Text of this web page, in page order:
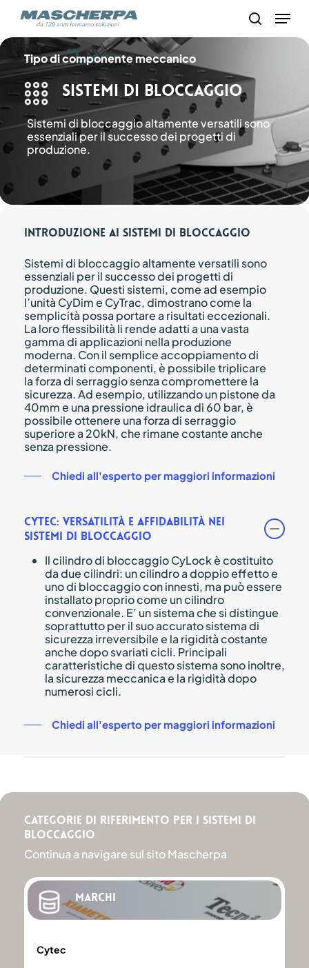
content
Menu
Tipo di componente meccanico
Sistemi di Bloccaggio
Sistemi di bloccaggio altamente versatili sono
essenziali per il successo dei progetti di
produzione.
Introduzione ai sistemi di bloccaggio
Sistemi di bloccaggio altamente versatili sono
essenziali per il successo dei progetti di
produzione. Questi sistemi, come ad esempio
l’unità CyDim e CyTrac, dimostrano come la
semplicità possa portare a risultati eccezionali.
La loro flessibilità li rende adatti a una vasta
gamma di applicazioni nella produzione
moderna. Con il semplice accoppiamento di
determinati componenti, è possibile triplicare
la forza di serraggio senza compromettere la
sicurezza. Ad esempio, utilizzando un pistone da
40mm e una pressione idraulica di 60 bar, è
possibile ottenere una forza di serraggio
superiore a 20kN, che rimane costante anche
senza pressione.
Chiedi all'esperto per maggiori informazioni
Cytec: Versatilità e Affidabilità nei
Sistemi di Bloccaggio
Il cilindro di bloccaggio CyLock è costituito
da due cilindri: un cilindro a doppio effetto e
uno di bloccaggio con innesti, ma può essere
installato proprio come un cilindro
convenzionale. E’ un sistema che si distingue
soprattutto per il suo accurato sistema di
sicurezza irreversibile e la rigidità costante
anche dopo svariati cicli. Principali
caratteristiche di questo sistema sono inoltre,
la sicurezza meccanica e la rigidità dopo
numerosi cicli.
Chiedi all'esperto per maggiori informazioni
Categorie di riferimento per i Sistemi di
Bloccaggio
Continua a navigare sul sito Mascherpa
Marchi
Cytec